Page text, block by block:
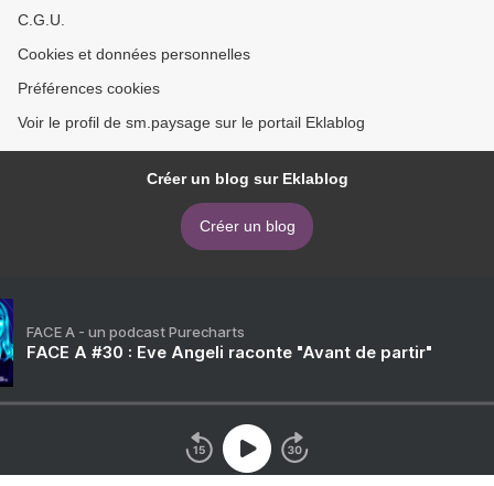
C.G.U.
Cookies et données personnelles
Préférences cookies
Voir le profil de sm.paysage sur le portail Eklablog
Créer un blog sur Eklablog
Créer un blog
FACE A - un podcast Purecharts
FACE A #30 : Eve Angeli raconte "Avant de partir"